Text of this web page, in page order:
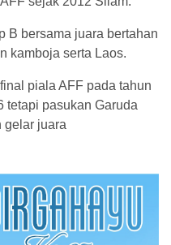
B bersama juara bertahan
kamboja serta Laos.
piala AFF pada tahun
tetapi pasukan Garuda
gelar juara